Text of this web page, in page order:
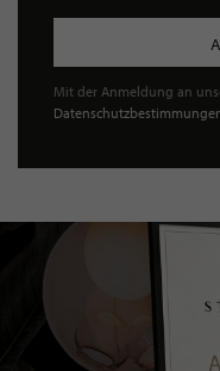
Mit der Anmeldung an